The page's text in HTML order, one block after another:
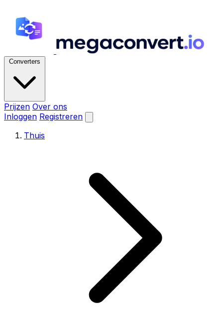
Converters
Prijzen Over ons
Inloggen Registreren
Thuis